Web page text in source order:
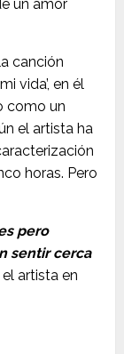
un amor
canción
vida’, en él
como un
el artista ha
horas. Pero
pero
sentir cerca
artista en